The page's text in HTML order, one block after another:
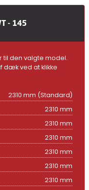
- 145
den valgte model.
dæk ved at klikke
2310 mm (Standard)
2310 mm
2310 mm
2310 mm
2310 mm
2310 mm
2310 mm